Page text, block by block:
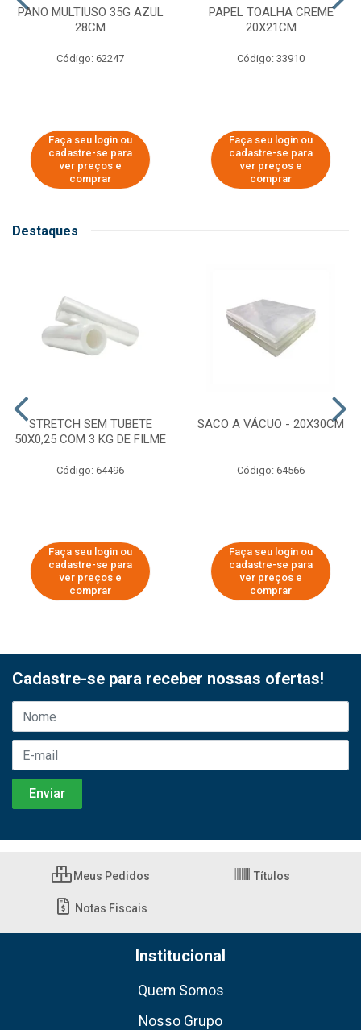
PANO MULTIUSO 35G AZUL
28CM
Código: 62247
Faça seu login ou
cadastre-se para
ver preços e
comprar
PAPEL TOALHA CREME
20X21CM
Código: 33910
Faça seu login ou
cadastre-se para
ver preços e
comprar
Destaques
STRETCH SEM TUBETE
50X0,25 COM 3 KG DE FILME
Código: 64496
Faça seu login ou
cadastre-se para
ver preços e
comprar
SACO A VÁCUO - 20X30CM
Código: 64566
Faça seu login ou
cadastre-se para
ver preços e
comprar
Cadastre-se para receber nossas ofertas!
Meus Pedidos Títulos
Notas Fiscais
Institucional
Quem Somos
Nosso Grupo